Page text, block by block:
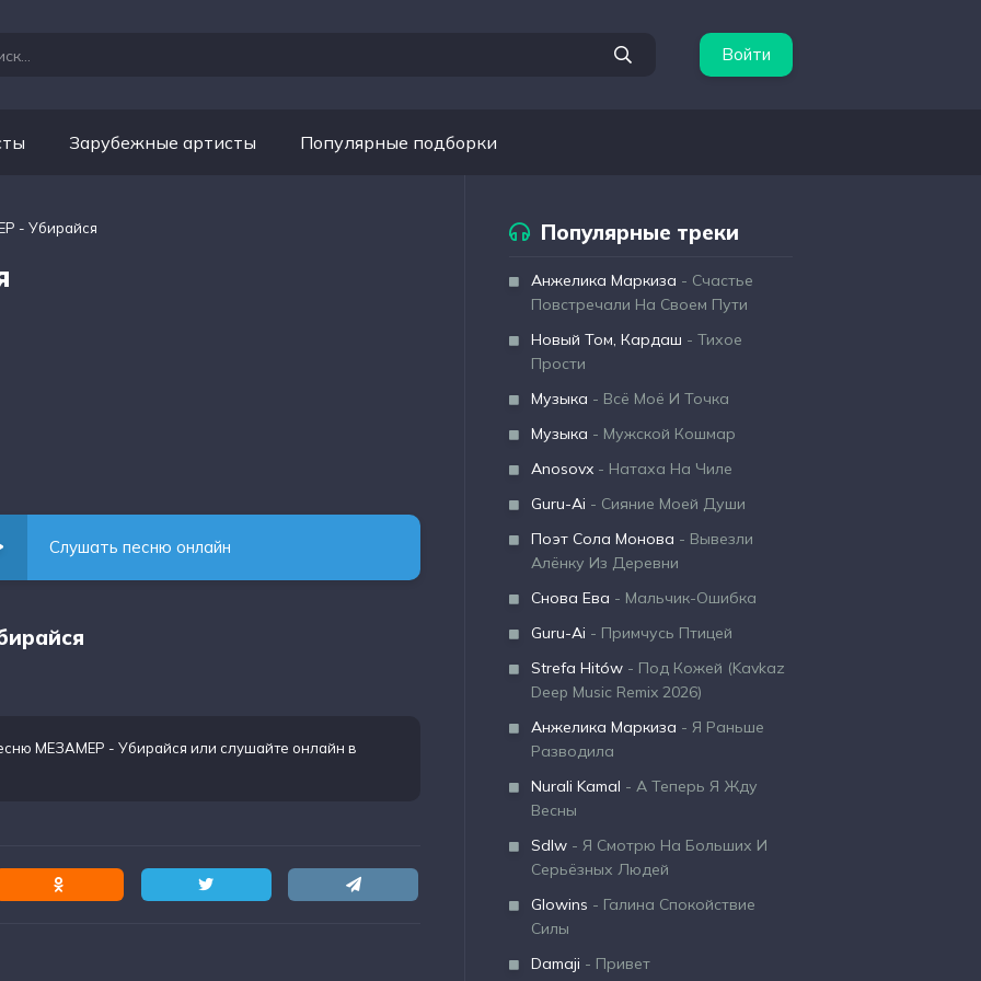
Войти
Зарубежные артисты Популярные подборки
- Убирайся
Слушать песню онлайн
МЕЗАМЕР - Убирайся или слушайте онлайн в
Популярные треки
Анжелика Маркиза - Счастье
Повстречали На Своем Пути
Новый Том, Кардаш - Тихое
Прости
Музыка - Всё Моё И Точка
Музыка - Мужской Кошмар
Anosovx - Натаха На Чиле
Guru-Ai - Сияние Моей Души
Поэт Сола Монова - Вывезли
Алёнку Из Деревни
Снова Ева - Мальчик-Ошибка
Guru-Ai - Примчусь Птицей
Strefa Hitów - Под Кожей (Kavkaz
Deep Music Remix 2026)
Анжелика Маркиза - Я Раньше
Разводила
Nurali Kamal - А Теперь Я Жду
Весны
Sdlw - Я Смотрю На Больших И
Серьёзных Людей
Glowins - Галина Спокойствие
Силы
Damaji - Привет